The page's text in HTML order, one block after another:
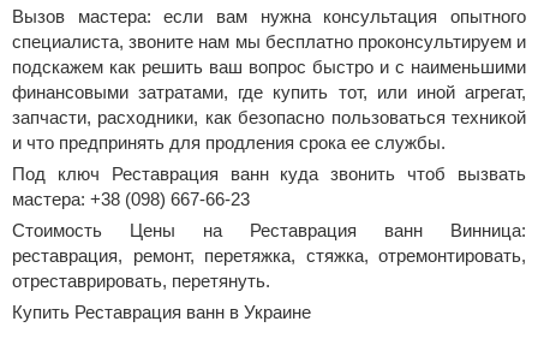
Вызов мастера: если вам нужна консультация опытного
специалиста, звоните нам мы бесплатно проконсультируем и
подскажем как решить ваш вопрос быстро и с наименьшими
финансовыми затратами, где купить тот, или иной агрегат,
запчасти, расходники, как безопасно пользоваться техникой
и что предпринять для продления срока ее службы.
Под ключ Реставрация ванн куда звонить чтоб вызвать
мастера: +38 (098) 667-66-23
Стоимость Цены на Реставрация ванн Винница:
реставрация, ремонт, перетяжка, стяжка, отремонтировать,
отреставрировать, перетянуть.
Купить Реставрация ванн в Украине